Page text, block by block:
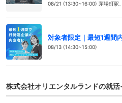
08/21 (13:30~16:00) 茅場町駅
対象者限定｜最短1週間
08/13 (14:30~15:00)
株式会社オリエンタルランドの就